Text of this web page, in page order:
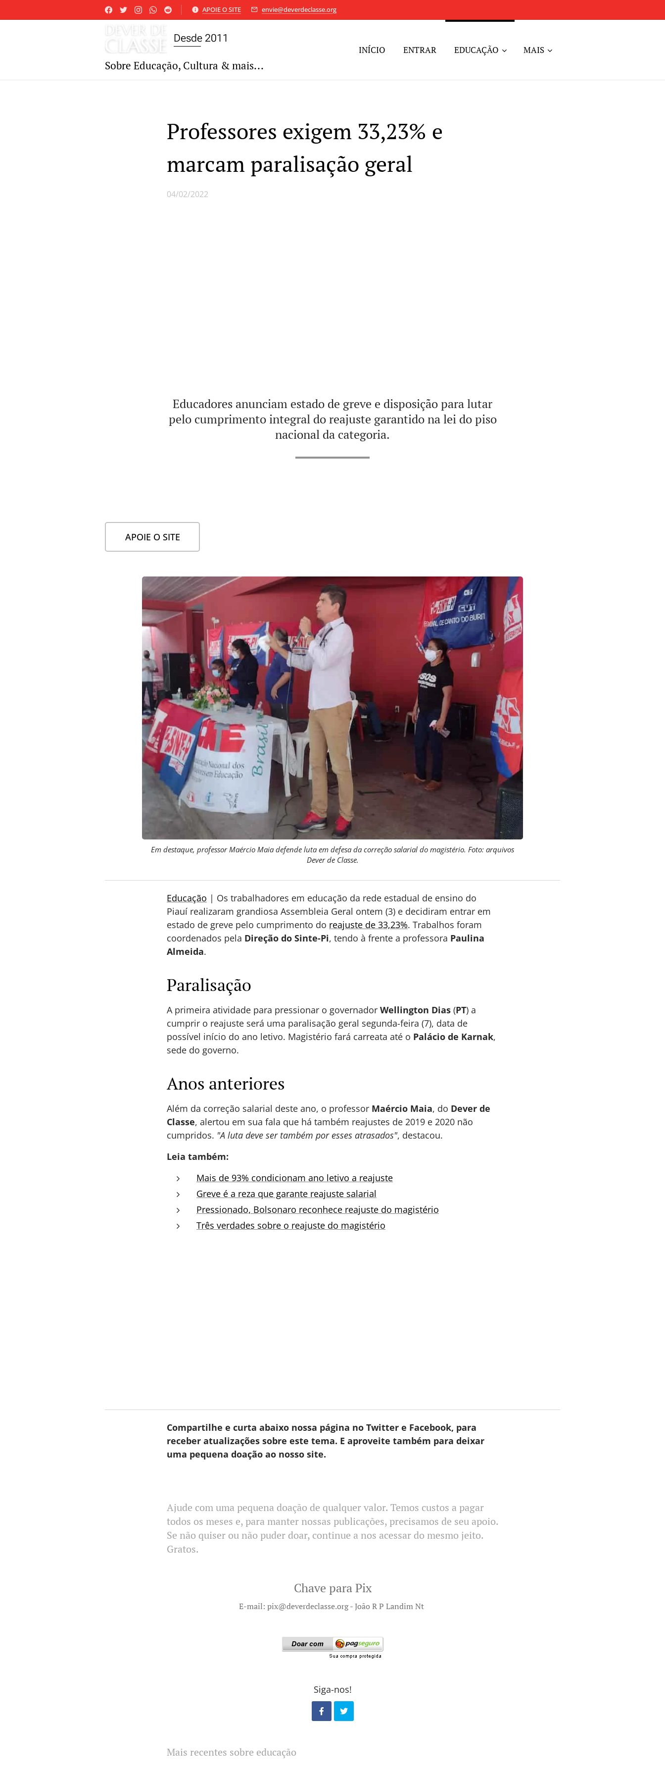
APOIE O SITE envie@deverdeclasse.org
Desde 2011
Sobre Educação, Cultura & mais...
INÍCIO ENTRAR EDUCAÇÃO MAIS
Professores exigem 33,23% e
marcam paralisação geral
04/02/2022
Educadores anunciam estado de greve e disposição para lutar
pelo cumprimento integral do reajuste garantido na lei do piso
nacional da categoria.
APOIE O SITE
Em destaque, professor Maércio Maia defende luta em defesa da correção salarial do magistério. Foto: arquivos
Dever de Classe.
Educação | Os trabalhadores em educação da rede estadual de ensino do
Piauí realizaram grandiosa Assembleia Geral ontem (3) e decidiram entrar em
estado de greve pelo cumprimento do reajuste de 33,23%. Trabalhos foram
coordenados pela Direção do Sinte-Pi, tendo à frente a professora Paulina
Almeida.
Paralisação
A primeira atividade para pressionar o governador Wellington Dias (PT) a
cumprir o reajuste será uma paralisação geral segunda-feira (7), data de
possível início do ano letivo. Magistério fará carreata até o Palácio de Karnak,
sede do governo.
Anos anteriores
Além da correção salarial deste ano, o professor Maércio Maia, do Dever de
Classe, alertou em sua fala que há também reajustes de 2019 e 2020 não
cumpridos. "A luta deve ser também por esses atrasados", destacou.
Leia também:
Mais de 93% condicionam ano letivo a reajuste
Greve é a reza que garante reajuste salarial
Pressionado, Bolsonaro reconhece reajuste do magistério
Três verdades sobre o reajuste do magistério
Compartilhe e curta abaixo nossa página no Twitter e Facebook, para
receber atualizações sobre este tema. E aproveite também para deixar
uma pequena doação ao nosso site.
Ajude com uma pequena doação de qualquer valor. Temos custos a pagar
todos os meses e, para manter nossas publicações, precisamos de seu apoio.
Se não quiser ou não puder doar, continue a nos acessar do mesmo jeito.
Gratos.
Chave para Pix
E-mail: pix@deverdeclasse.org - João R P Landim Nt
Siga-nos!
Mais recentes sobre educação